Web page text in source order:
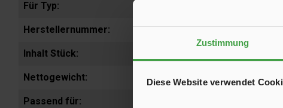
Zustimmung
Diese Website verwendet
Für Typ:
Herstellernummer: EU-
Inhalt Stück:
Nettogewicht: 160 g, 195
Passend für: